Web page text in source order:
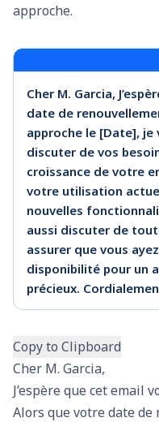
approche.
Cher M. Garcia,
date de
approche le [Date],
discuter de vos
croissance de votre
votre utilisation
nouvelles
aussi discuter de
assurer que vous
disponibilité pour un
précieux.
Copy to Clipboard
Cher M. Garcia,
J’espère que cet email
Alors que votre date